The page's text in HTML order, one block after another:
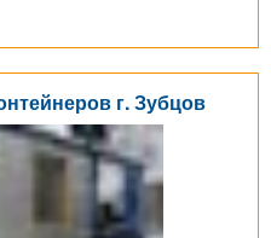
г. Зубцов